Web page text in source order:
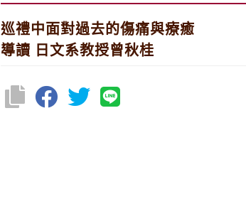
巡禮中面對過去的傷痛與療癒
導讀 日文系教授曾秋桂